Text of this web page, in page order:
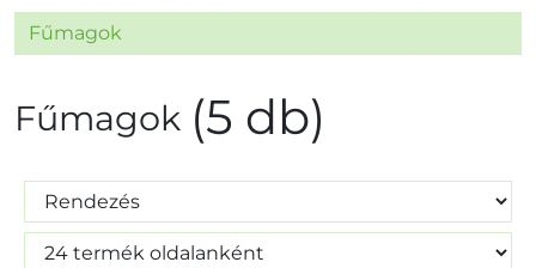
Fűmagok
Fűmagok (5 db)
Szűrés